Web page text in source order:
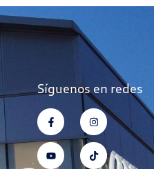
Síguenos en redes